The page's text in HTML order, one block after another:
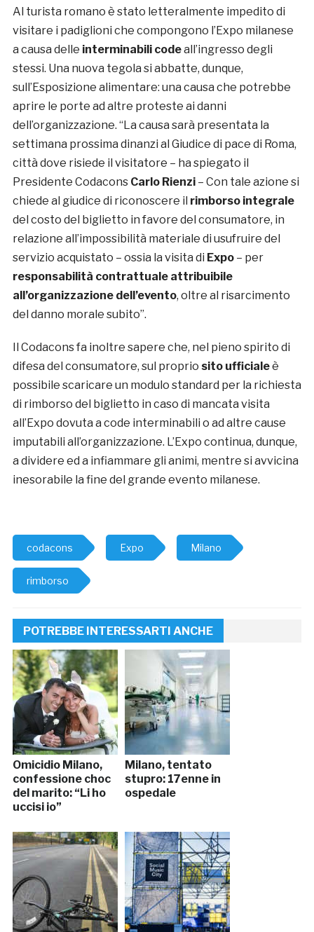
Al turista romano è stato letteralmente impedito di
visitare i padiglioni che compongono l’Expo milanese
a causa delle interminabili codeall’ingresso degli
stessi. Una nuova tegola si abbatte, dunque,
sull’Esposizione alimentare: una causa che potrebbe
aprire le porte ad altre proteste ai danni
dell’organizzazione. “La causa sarà presentata la
settimana prossima dinanzi al Giudice di pace di Roma,
città dove risiede il visitatore – ha spiegato il
Presidente Codacons Carlo Rienzi– Con tale azione si
chiede al giudice di riconoscere il rimborso integrale
del costo del biglietto in favore del consumatore, in
relazione all’impossibilità materiale di usufruire del
servizio acquistato – ossia la visita di Expo– per
responsabilità contrattuale attribuibile
all’organizzazione dell’evento, oltre al risarcimento
del danno morale subito”.
Il Codacons fa inoltre sapere che, nel pieno spirito di
difesa del consumatore, sul proprio sito ufficialeè
possibile scaricare un modulo standard per la richiesta
di rimborso del biglietto in caso di mancata visita
all’Expo dovuta a code interminabili o ad altre cause
imputabili all’organizzazione. L’Expo continua, dunque,
a dividere ed a infiammare gli animi, mentre si avvicina
inesorabile la fine del grande evento milanese.
codacons Expo Milano
rimborso
POTREBBE INTERESSARTI ANCHE
Omicidio Milano,
confessione choc
del marito: “Li ho
uccisi io”
Milano, tentato
stupro: 17enne in
ospedale